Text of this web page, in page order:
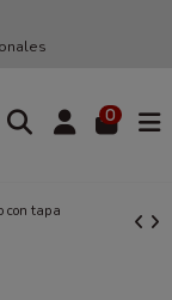
0
con tapa